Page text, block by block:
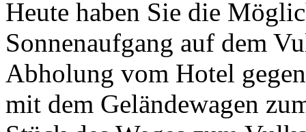
Heute haben Sie die
Sonnenaufgang auf dem
Abholung vom Hotel
mit dem Geländewagen